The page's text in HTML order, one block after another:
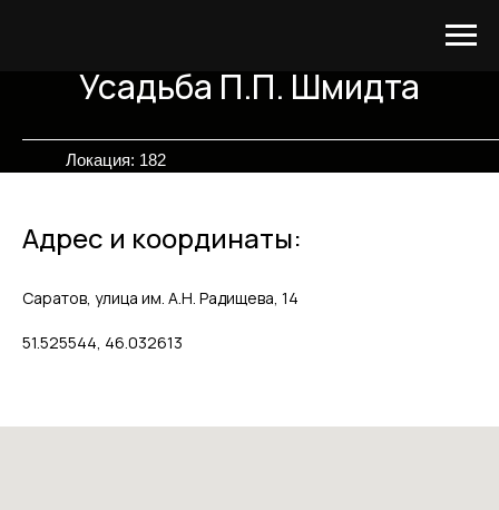
Усадьба П.П. Шмидта
Локация: 182
Адрес и координаты:
Саратов, улица им. А.Н. Радищева, 14
51.525544, 46.032613